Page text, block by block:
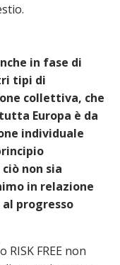
in fase di
tipi di
collettiva, che
Europa è da
individuale
non sia
in relazione
progresso
FREE non